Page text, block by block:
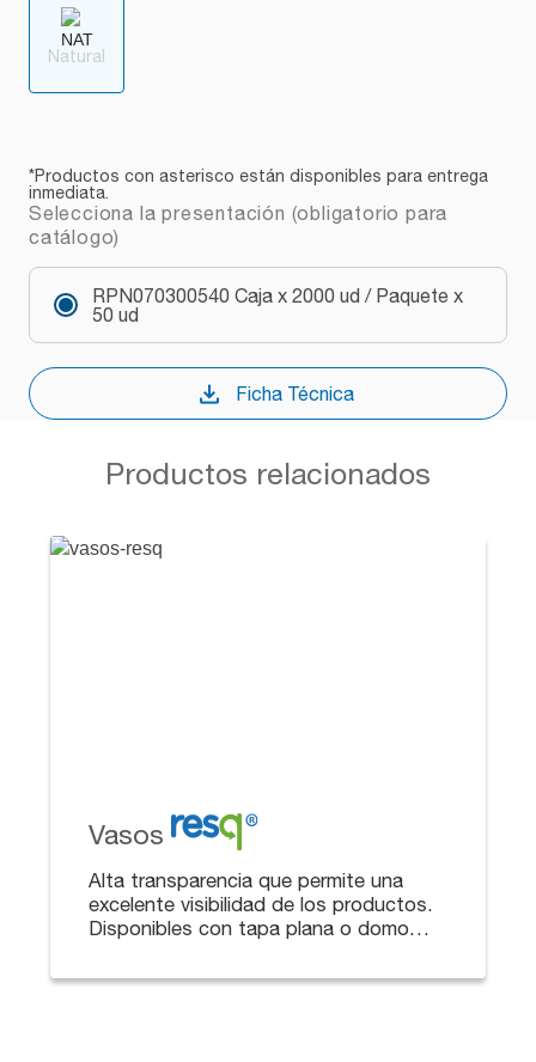
Natural
*Productos con asterisco están disponibles para entrega
inmediata.
Selecciona la presentación (obligatorio para
catálogo)
RPN070300540 Caja x 2000 ud / Paquete x
50 ud
Ficha Técnica
Productos relacionados
Vasos
Alta transparencia que permite una
excelente visibilidad de los productos.
Disponibles con tapa plana o domo
cuchara.